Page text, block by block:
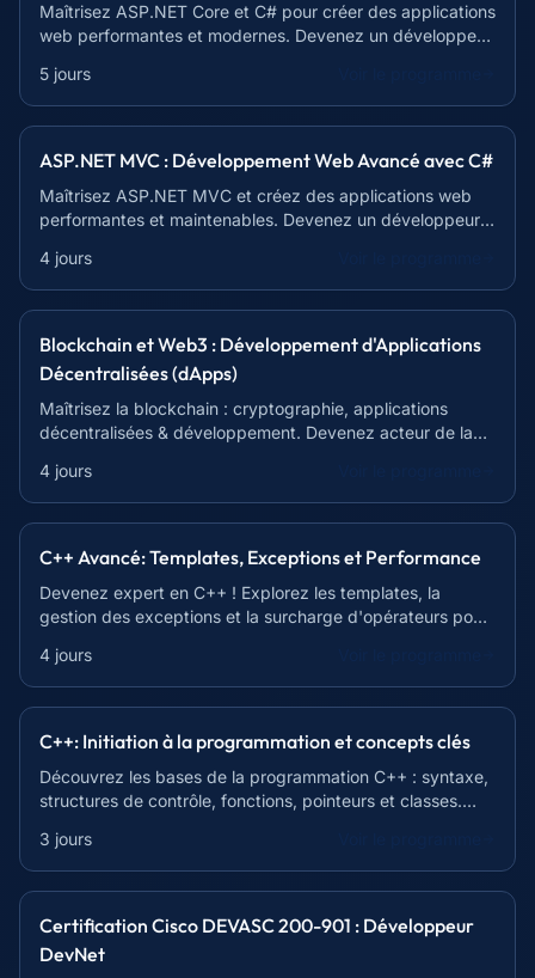
Maîtrisez ASP.NET Core et C# pour créer des applications
web performantes et modernes. Devenez un développeur
5 jours
ASP.NET MVC : Développement Web Avancé avec C#
Maîtrisez ASP.NET MVC et créez des applications web
performantes et maintenables. Devenez un développeur
4 jours
Blockchain et Web3 : Développement d'Applications
Décentralisées (dApps)
Maîtrisez la blockchain : cryptographie, applications
décentralisées & développement. Devenez acteur de la
4 jours
C++ Avancé: Templates, Exceptions et Performance
Devenez expert en C++ ! Explorez les templates, la
gestion des exceptions et la surcharge d'opérateurs pour
4 jours
C++: Initiation à la programmation et concepts clés
Découvrez les bases de la programmation C++ : syntaxe,
structures de contrôle, fonctions, pointeurs et classes.
3 jours
Certification Cisco DEVASC 200-901 : Développeur
DevNet